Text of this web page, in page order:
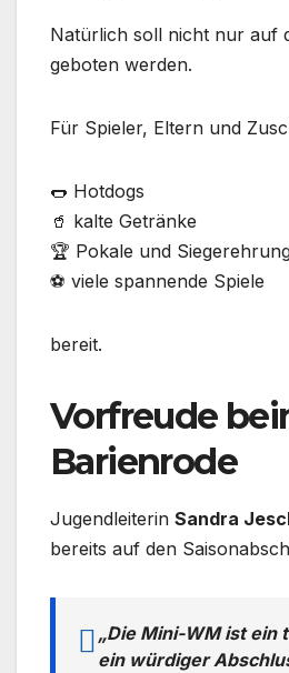
Natürlich soll nicht nur auf
geboten werden.
Für Spieler, Eltern und
🌭 Hotdogs
🥤 kalte Getränke
🏆 Pokale und
⚽ viele spannende Spiele
bereit.
Vorfreude
Barienrode
Jugendleiterin Sandra
bereits auf den
„Die Mini-WM ist ein
ein würdiger